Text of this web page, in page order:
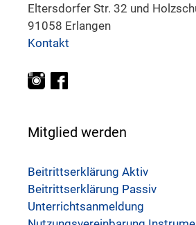
Eltersdorfer Str. 32 und
91058 Erlangen
Kontakt
Mitglied werden
Beitrittserklärung Aktiv
Beitrittserklärung Passiv
Unterrichtsanmeldung